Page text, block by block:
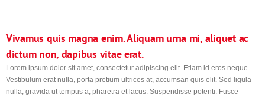
Vivamus quis magna enim. Aliquam urna mi, aliquet ac
dictum non, dapibus vitae erat.
Lorem ipsum dolor sit amet, consectetur adipiscing elit. Etiam id eros neque.
Vestibulum erat nulla, porta pretium ultrices at, accumsan quis elit. Sed ligula
nulla, gravida ut tempus a, pharetra et lacus. Suspendisse potenti. Fusce